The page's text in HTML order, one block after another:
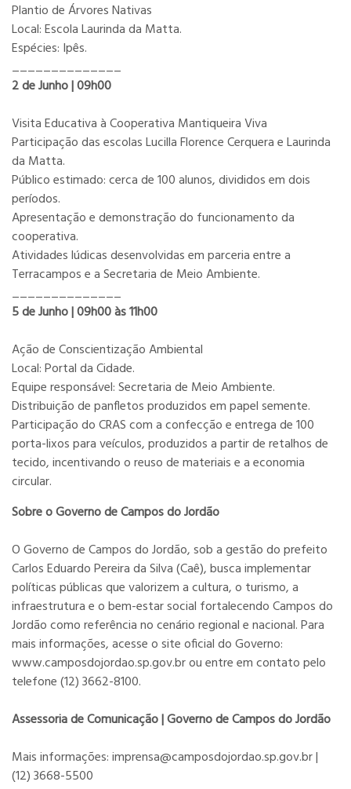
Plantio de Árvores Nativas
Local: Escola Laurinda da Matta.
Espécies: Ipês.
______________
2 de Junho | 09h00
Visita Educativa à Cooperativa Mantiqueira Viva
Participação das escolas Lucilla Florence Cerquera e Laurinda
da Matta.
Público estimado: cerca de 100 alunos, divididos em dois
períodos.
Apresentação e demonstração do funcionamento da
cooperativa.
Atividades lúdicas desenvolvidas em parceria entre a
Terracampos e a Secretaria de Meio Ambiente.
______________
5 de Junho | 09h00 às 11h00
Ação de Conscientização Ambiental
Local: Portal da Cidade.
Equipe responsável: Secretaria de Meio Ambiente.
Distribuição de panfletos produzidos em papel semente.
Participação do CRAS com a confecção e entrega de 100
porta-lixos para veículos, produzidos a partir de retalhos de
tecido, incentivando o reuso de materiais e a economia
circular.
Sobre o Governo de Campos do Jordão
O Governo de Campos do Jordão, sob a gestão do prefeito
Carlos Eduardo Pereira da Silva (Caê), busca implementar
políticas públicas que valorizem a cultura, o turismo, a
infraestrutura e o bem-estar social fortalecendo Campos do
Jordão como referência no cenário regional e nacional. Para
mais informações, acesse o site oficial do Governo:
www.camposdojordao.sp.gov.br ou entre em contato pelo
telefone (12) 3662-8100.
Assessoria de Comunicação | Governo de Campos do Jordão
Mais informações: imprensa@camposdojordao.sp.gov.br |
(12) 3668-5500